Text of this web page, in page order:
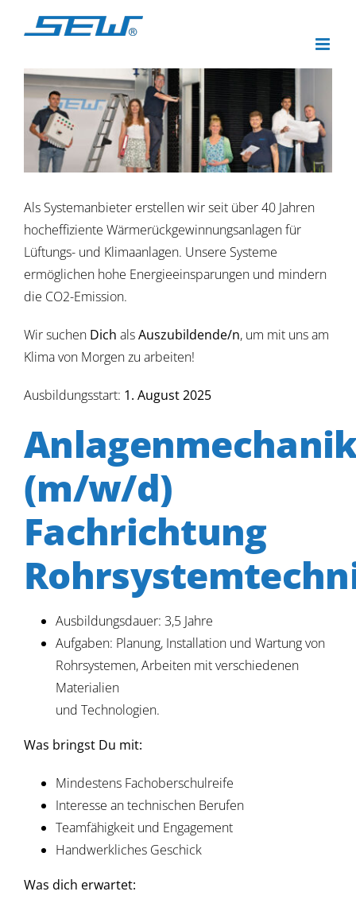
Inhalt
Zeige
grösseres
Bild
Als Systemanbieter erstellen wir seit über 40 Jahren
hocheffiziente Wärmerückgewinnungsanlagen für
Lüftungs- und Klimaanlagen. Unsere Systeme
ermöglichen hohe Energieeinsparungen und mindern
die CO2-Emission.
Wir suchen Dich alsAuszubildende/n, um mit uns am
Klima von Morgen zu arbeiten!
Ausbildungsstart: 1. August 2025
(m/w/d)
Fachrichtung
Ausbildungsdauer: 3,5 Jahre
Aufgaben: Planung, Installation und Wartung von
Rohrsystemen, Arbeiten mit verschiedenen
Materialien
und Technologien.
Was bringst Du mit:
Mindestens Fachoberschulreife
Interesse an technischen Berufen
Teamfähigkeit und Engagement
Handwerkliches Geschick
Was dich erwartet: